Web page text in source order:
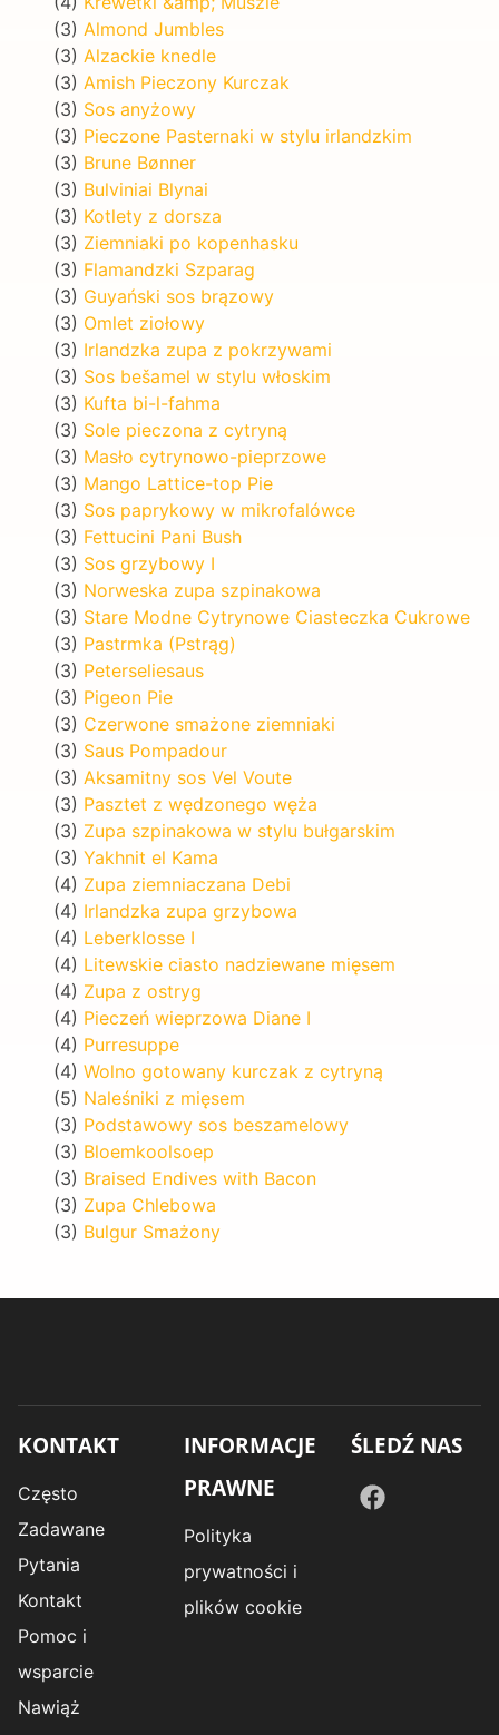
(3) Almond Jumbles
(3) Alzackie knedle
(3) Amish Pieczony Kurczak
(3) Sos anyżowy
(3) Pieczone Pasternaki w stylu irlandzkim
(3) Brune Bønner
(3) Bulviniai Blynai
(3) Kotlety z dorsza
(3) Ziemniaki po kopenhasku
(3) Flamandzki Szparag
(3) Guyański sos brązowy
(3) Omlet ziołowy
(3) Irlandzka zupa z pokrzywami
(3) Sos bešamel w stylu włoskim
(3) Kufta bi-l-fahma
(3) Sole pieczona z cytryną
(3) Masło cytrynowo-pieprzowe
(3) Mango Lattice-top Pie
(3) Sos paprykowy w mikrofalówce
(3) Fettucini Pani Bush
(3) Sos grzybowy I
(3) Norweska zupa szpinakowa
(3) Stare Modne Cytrynowe Ciasteczka Cukrowe
(3) Pastrmka (Pstrąg)
(3) Peterseliesaus
(3) Pigeon Pie
(3) Czerwone smażone ziemniaki
(3) Saus Pompadour
(3) Aksamitny sos Vel Voute
(3) Pasztet z wędzonego węża
(3) Zupa szpinakowa w stylu bułgarskim
(3) Yakhnit el Kama
(4) Zupa ziemniaczana Debi
(4) Irlandzka zupa grzybowa
(4) Leberklosse I
(4) Litewskie ciasto nadziewane mięsem
(4) Zupa z ostryg
(4) Pieczeń wieprzowa Diane I
(4) Purresuppe
(4) Wolno gotowany kurczak z cytryną
(5) Naleśniki z mięsem
(3) Podstawowy sos beszamelowy
(3) Bloemkoolsoep
(3) Braised Endives with Bacon
(3) Zupa Chlebowa
(3) Bulgur Smażony
KONTAKT
Często
Zadawane
Pytania
Kontakt
Pomoc i
wsparcie
Nawiąż
INFORMACJE
PRAWNE
Polityka
prywatności i
plików cookie
ŚLEDŹ NAS